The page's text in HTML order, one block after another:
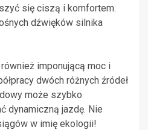
się ciszą i komfortem.
dźwięków silnika
imponującą moc i
dwóch różnych źródeł
może szybko
dynamiczną jazdę. Nie
w imię ekologii!